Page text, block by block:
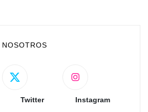
Twitter Instagram